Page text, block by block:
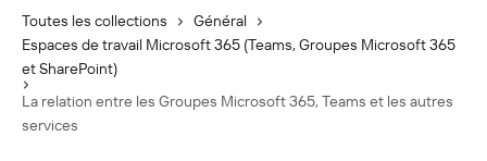
Toutes les collections
Général
Espaces de travail Microsoft 365 (Teams, Groupes Microsoft 365
et SharePoint)
La relation entre les Groupes Microsoft 365, Teams et les autres
services